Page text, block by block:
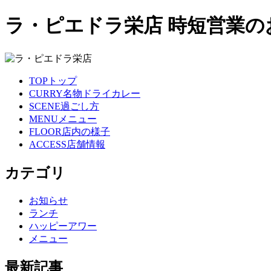
ラ・ピエドラ栄店 時短営業
TOP トップ
CURRY名物ドライカレー
SCENE過ごし方
MENU メニュー
FLOOR 店内の様子
ACCESS店舗情報
カテゴリ
お知らせ
ランチ
ハッピーアワー
メニュー
最新記事